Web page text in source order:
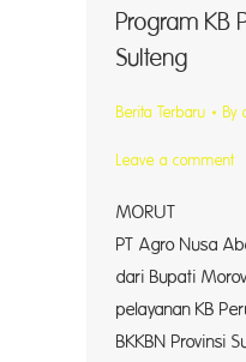
Program KB
Sulteng
Berita Terbaru By
Leave a comment
PT Agro Nusa
dari Bupati
pelayanan KB
BKKBN Provinsi